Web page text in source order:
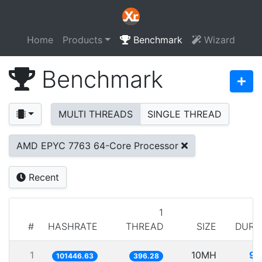
Home Products Benchmark Wizard
Benchmark
MULTI THREADS SINGLE THREAD
AMD EPYC 7763 64-Core Processor
Recent
# HASHRATE
1
THREAD
SIZE
1 101446.63 396.28 10MH